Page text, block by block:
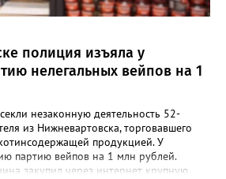
полиция изъяла у
нелегальных вейпов на 1
незаконную деятельность 52-
из Нижневартовска, торговавшего
продукцией. У
партию вейпов на 1 млн рублей.
закупил через интернет крупную